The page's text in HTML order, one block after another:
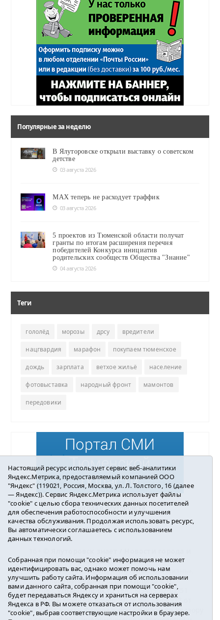
Популярные за неделю
В Ялуторовске открыли выставку о советском
детстве
03 августа 2026
MAX теперь не расходует траффик
03 августа 2026
5 проектов из Тюменской области получат
гранты по итогам расширения перечня
победителей Конкурса инициатив
родительских сообществ Общества "Знание"
04 августа 2026
Теги
гололёд морозы дрсу вредители
нацгвардия марафон покупаем тюменское
дождь зарплата ветхое жильё население
фотовыставка народный фронт мамонтов
передовики
Погода в Ялуторовске
района2016-2023
Учредитель: АНО «ИИЦ « Ялуторовская жизнь».
Главный редактор: Вешкурцева С.П.
E-mail:yznaet@inbox.ruТел.: 8(34535)2-02-51
Регистрационный номер ЭЛ № ФС 77-64937 от
24.02.2016г. выдан Федеральной службой по надзору
Настоящий ресурс использует сервис веб-аналитики
Яндекс.Метрика, предоставляемый компанией ООО
"Яндекс" (119021, Россия, Москва, ул. Л. Толстого, 16 (далее
— Яндекс)). Сервис Яндекс.Метрика использует файлы
"cookie" с целью сбора технических данных посетителей
для обеспечения работоспособности и улучшения
качества обслуживания. Продолжая использовать ресурс,
Вы автоматически соглашаетесь с использованием
данных технологий.
Собранная при помощи "cookie" информация не может
идентифицировать вас, однако может помочь нам
улучшить работу сайта. Информация об использовании
вами данного сайта, собранная при помощи "cookie",
будет передаваться Яндексу и храниться на серверах
Яндекса в РФ. Вы можете отказаться от использования
"cookie", выбрав соответствующие настройки в браузере.